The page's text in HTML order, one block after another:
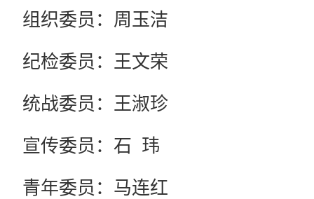
组织委员：周玉洁
纪检委员：王文荣
统战委员：王淑珍
宣传委员：石 玮
青年委员：马连红